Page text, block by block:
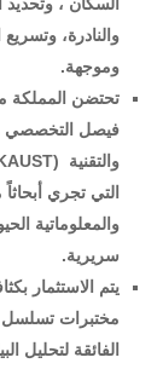
والنادرة،
وموجهة.
تحتضن المملكة
فيصل التخصصي
والتقنية
(KAUST)
التي تجري
والمعلوماتية
سريرية.
يتم الاستثمار
مختبرات تسلسل
الفائقة لتحليل